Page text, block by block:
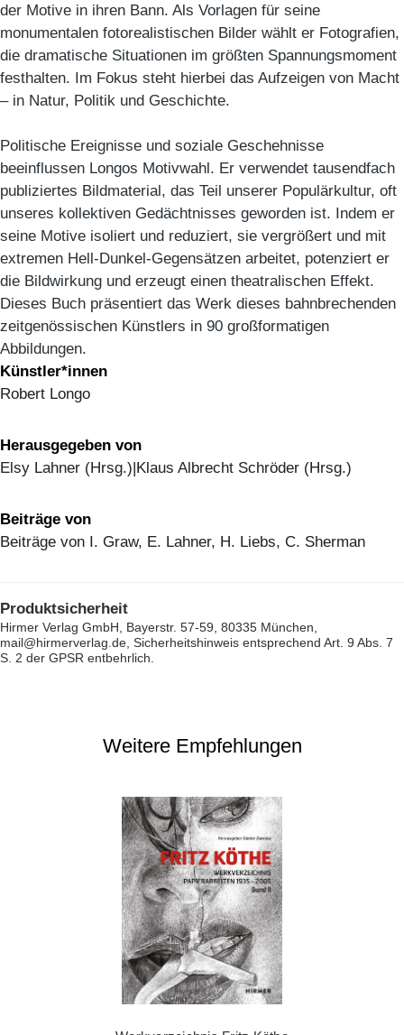
der Motive in ihren Bann. Als Vorlagen für seine
monumentalen fotorealistischen Bilder wählt er Fotografien,
die dramatische Situationen im größten Spannungsmoment
festhalten. Im Fokus steht hierbei das Aufzeigen von Macht
– in Natur, Politik und Geschichte.
Politische Ereignisse und soziale Geschehnisse
beeinflussen Longos Motivwahl. Er verwendet tausendfach
publiziertes Bildmaterial, das Teil unserer Populärkultur, oft
unseres kollektiven Gedächtnisses geworden ist. Indem er
seine Motive isoliert und reduziert, sie vergrößert und mit
extremen Hell-Dunkel-Gegensätzen arbeitet, potenziert er
die Bildwirkung und erzeugt einen theatralischen Effekt.
Dieses Buch präsentiert das Werk dieses bahnbrechenden
zeitgenössischen Künstlers in 90 großformatigen
Abbildungen.
Künstler*innen
Robert Longo
Herausgegeben von
Elsy Lahner (Hrsg.)|Klaus Albrecht Schröder (Hrsg.)
Beiträge von
Beiträge von I. Graw, E. Lahner, H. Liebs, C. Sherman
Produktsicherheit
Hirmer Verlag GmbH, Bayerstr. 57-59, 80335 München,
mail@hirmerverlag.de, Sicherheitshinweis entsprechend Art. 9 Abs. 7
S. 2 der GPSR entbehrlich.
Weitere Empfehlungen